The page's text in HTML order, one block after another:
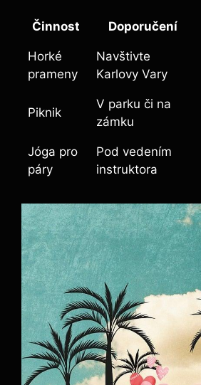
Činnost Doporučení
Horké
prameny
Navštivte
Karlovy Vary
Piknik
V parku či na
zámku
Jóga pro
páry
Pod vedením
instruktora